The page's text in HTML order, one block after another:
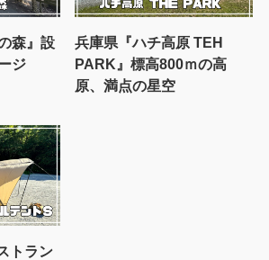
森』設
ジ
兵庫県『ハチ高原 TEH
PARK』標高800ｍの高
原、満点の星空
トラン